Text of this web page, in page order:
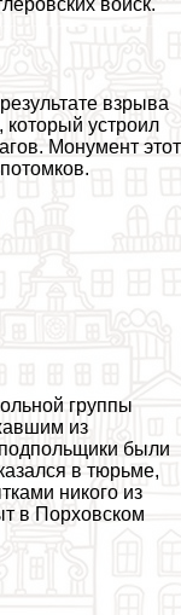
взрыва
устроил
Монумент этот
группы
из
были
в тюрьме,
никого из
в Порховском